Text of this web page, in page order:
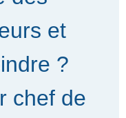
et
?
chef de